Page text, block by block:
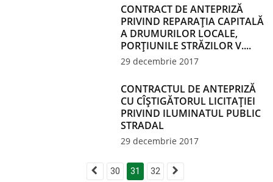
CONTRACT DE ANTEPRIZĂ
PRIVIND REPARAŢIA CAPITALĂ
A DRUMURILOR LOCALE,
PORŢIUNILE STRĂZILOR V....
29 decembrie 2017
CONTRACTUL DE ANTEPRIZĂ
CU CÎŞTIGĂTORUL LICITAŢIEI
PRIVIND ILUMINATUL PUBLIC
STRADAL
29 decembrie 2017
30 31 32